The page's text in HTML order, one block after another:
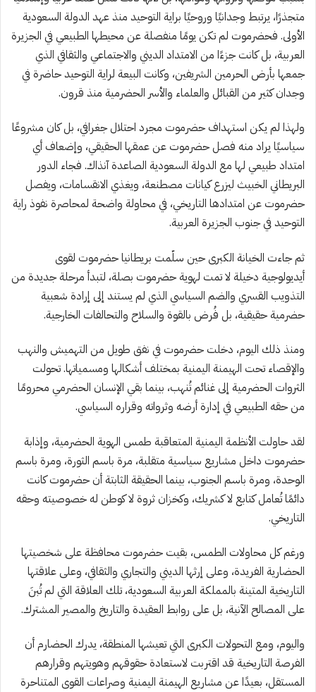
متجذرًا، يرتبط وجدانيًا وروحيًا براية التوحيد منذ عهد الدولة السعودية
الأولى. فحضرموت لم تكن يومًا منفصلة عن محيطها الطبيعي في الجزيرة
العربية، بل كانت جزءًا من الامتداد الديني والاجتماعي والثقافي الذي
جمعها بأرض الحرمين الشريفين، وكانت البيعة لراية التوحيد حاضرة في
وجدان كثير من القبائل والعلماء والأسر الحضرمية منذ قرون.
ولهذا لم يكن استهداف حضرموت مجرد احتلال جغرافي، بل كان مشروعًا
سياسيًا يراد منه فصل حضرموت عن عمقها الحقيقي، وإضعاف أي
امتداد طبيعي لها مع الدولة السعودية الصاعدة آنذاك. فجاء الدور
البريطاني الخبيث ليزرع كيانات مصطنعة، ويغذي الانقسامات، ويفصل
حضرموت عن امتدادها التاريخي، في محاولة واضحة لمحاصرة نفوذ راية
التوحيد في جنوب الجزيرة العربية.
ثم جاءت الخيانة الكبرى حين سلّمت بريطانيا حضرموت لقوى
أيديولوجية دخيلة لا تمت لهوية حضرموت بصلة، لتبدأ مرحلة جديدة من
التذويب القسري والضم السياسي الذي لم يستند إلى إرادة شعبية
حضرمية حقيقية، بل فُرض بالقوة والسلاح والتحالفات الخارجية.
ومنذ ذلك اليوم، دخلت حضرموت في نفق طويل من التهميش والنهب
والإقصاء تحت الهيمنة اليمنية بمختلف أشكالها ومسمياتها. تحولت
الثروات الحضرمية إلى غنائم تُنهب، بينما بقي الإنسان الحضرمي محرومًا
من حقه الطبيعي في إدارة أرضه وثرواته وقراره السياسي.
لقد حاولت الأنظمة اليمنية المتعاقبة طمس الهوية الحضرمية، وإذابة
حضرموت داخل مشاريع سياسية متقلبة، مرة باسم الثورة، ومرة باسم
الوحدة، ومرة باسم الجنوب، بينما الحقيقة الثابتة أن حضرموت كانت
دائمًا تُعامل كتابع لا كشريك، وكخزان ثروة لا كوطن له خصوصيته وحقه
التاريخي.
ورغم كل محاولات الطمس، بقيت حضرموت محافظة على شخصيتها
الحضارية الفريدة، وعلى إرثها الديني والتجاري والثقافي، وعلى علاقتها
التاريخية المتينة بالمملكة العربية السعودية، تلك العلاقة التي لم تُبنَ
على المصالح الآنية، بل على روابط العقيدة والتاريخ والمصير المشترك.
واليوم، ومع التحولات الكبرى التي تعيشها المنطقة، يدرك الحضارم أن
الفرصة التاريخية قد اقتربت لاستعادة حقوقهم وهويتهم وقرارهم
المستقل، بعيدًا عن مشاريع الهيمنة اليمنية وصراعات القوى المتناحرة